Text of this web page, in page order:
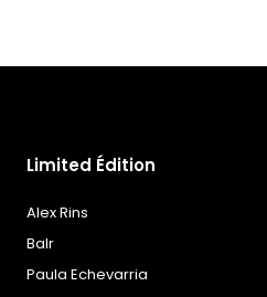
Limited Édition
Alex Rins
Balr
Paula Echevarria